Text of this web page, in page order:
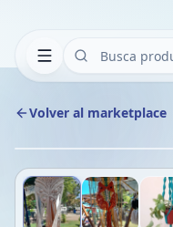
Volver al marketplace
1/15